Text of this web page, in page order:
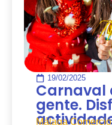
19/02/2025
Carnaval
gente.
Málaga Comercio